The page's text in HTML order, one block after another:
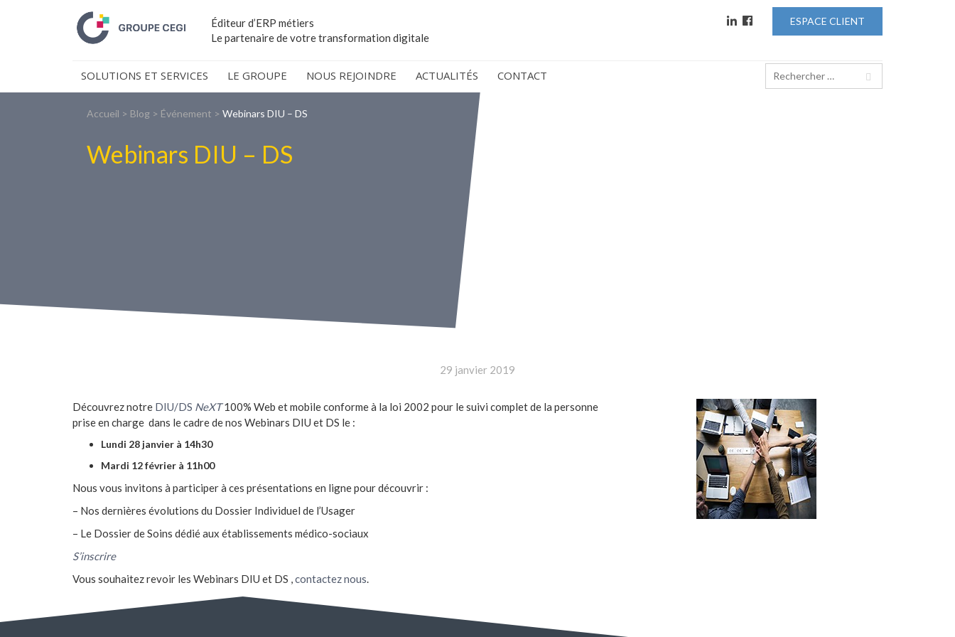
Éditeur d’ERP métiers
Le partenaire de votre transformation digitale
ESPACE CLIENT
SOLUTIONS ET SERVICES LE GROUPE NOUS REJOINDRE ACTUALITÉS CONTACT
Accueil > Blog > Événement > Webinars DIU – DS
Webinars DIU – DS
29 janvier 2019
Découvrez notre DIU/DS NeXT100% Web et mobile conforme à la loi 2002 pour le suivi complet de la personne
prise en charge dans le cadre de nos Webinars DIU et DS le :
Lundi 28 janvier à 14h30
Mardi 12 février à 11h00
Nous vous invitons à participer à ces présentations en ligne pour découvrir :
– Nos dernières évolutions du Dossier Individuel de l’Usager
– Le Dossier de Soins dédié aux établissements médico-sociaux
S’inscrire
Vous souhaitez revoir les Webinars DIU et DS ,contactez nous.